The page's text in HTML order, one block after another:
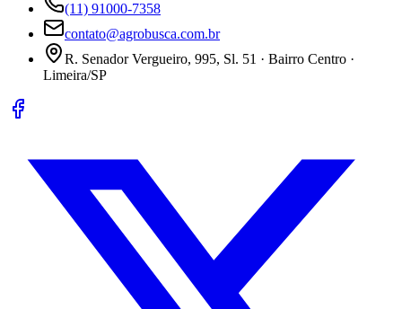
(11) 91000-7358
contato@agrobusca.com.br
R. Senador Vergueiro, 995, Sl. 51 · Bairro Centro ·
Limeira/SP